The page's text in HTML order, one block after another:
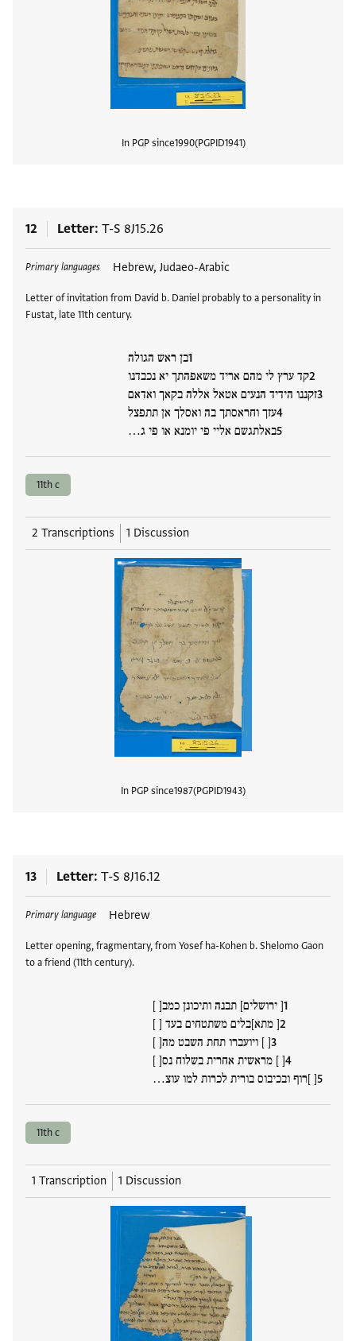
In PGP since1990 PGPID1941
12 Letter T-S 8J15.26
Primary languages Hebrew, Judaeo-Arabic
Letter of invitation from David b. Daniel probably to a personality in
Fustat, late 11th century.
בן ראש הגולה
קד ערץ לי מהם אריד משאפהתך יא נכבדנו
זקננו הידיד הנעים אטאל אללה בקאך ואדאם
עזך וחראסתך בה ואסלך אן תתפצל
באלתגשם אליי פי יומנא או פי ג…
Tags
11th c
2 Transcriptions 1 Discussion
In PGP since1987 PGPID1943
13 Letter T-S 8J16.12
Primary language Hebrew
Letter opening, fragmentary, from Yosef ha-Kohen b. Shelomo Gaon
to a friend (11th century).
[ ירושלים] תבנה ותיכונן כמב[ ]
[ מתא]בלים משתטחים בעד [ ]
[ ] ויועברו תחת השבט מה[ ]
[ ] מראשית אחרית בשלוח נס[ ]
[ ]רוף ובכיבוס בורית לכרות למו עוצ…
Tags
11th c
1 Transcription 1 Discussion